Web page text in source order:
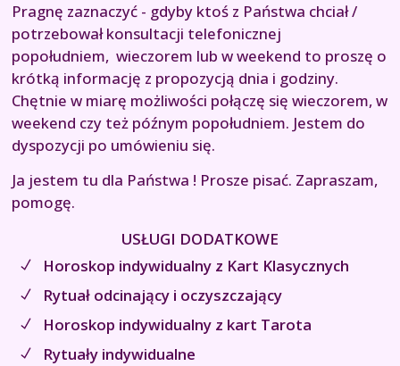
Pragnę zaznaczyć - gdyby ktoś z Państwa chciał /
potrzebował konsultacji telefonicznej
popołudniem, wieczorem lub w weekend to proszę o
krótką informację z propozycją dnia i godziny.
Chętnie w miarę możliwości połączę się wieczorem, w
weekend czy też późnym popołudniem. Jestem do
dyspozycji po umówieniu się.
Ja jestem tu dla Państwa ! Prosze pisać. Zapraszam,
pomogę.
USŁUGI DODATKOWE
Horoskop indywidualny z Kart Klasycznych
Rytuał odcinający i oczyszczający
Horoskop indywidualny z kart Tarota
Rytuały indywidualne